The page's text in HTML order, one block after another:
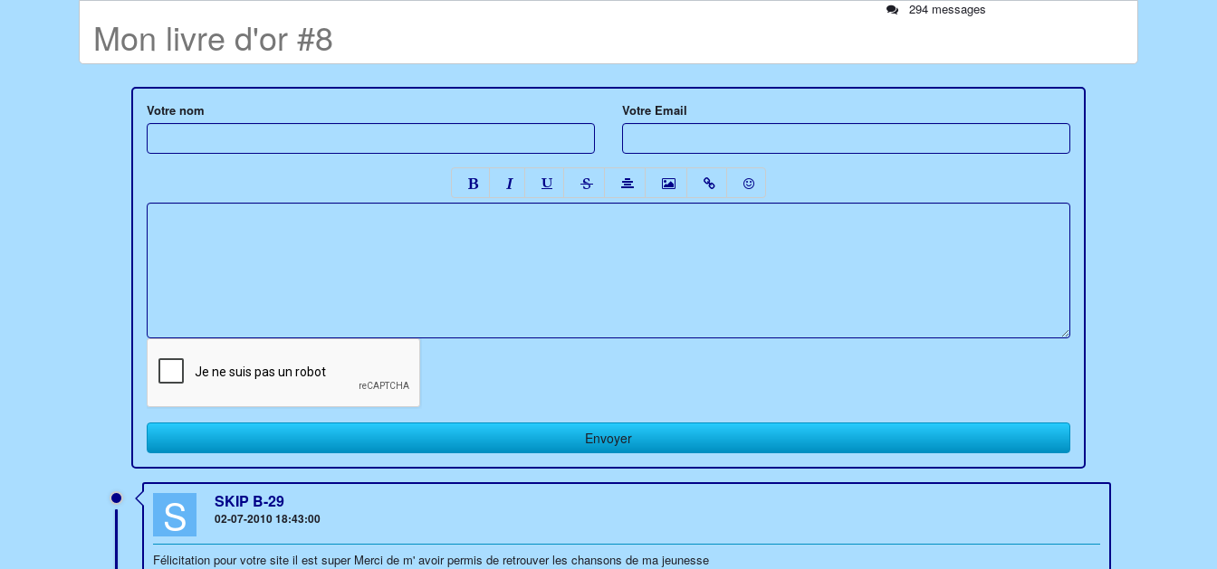
Mon livre d'or #8
294 messages
Votre nom Votre Email
S SKIP B-29
02-07-2010 18:43:00
Félicitation pour votre site il est super Merci de m' avoir permis de retrouver les chansons de ma jeunesse